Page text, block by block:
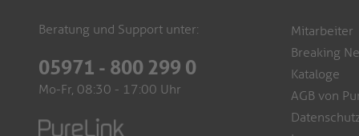
Beratung und Support unter:
05971 - 800 299 0
Mo-Fr, 08:30 - 17:00 Uhr
Mitarbeiter
Breaking
Kataloge
AGB von